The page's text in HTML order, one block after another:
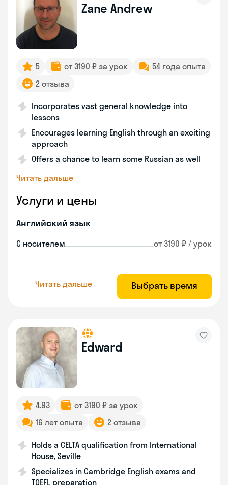
Zane Andrew
5 от 3190 ₽ за урок
54 года опыта
2 отзыва
Incorporates vast general knowledge into
lessons
Encourages learning English through an exciting
approach
Offers a chance to learn some Russian as well
Читать дальше
Услуги и цены
Английский язык
С носителем от 3190 ₽ / урок
Читать дальше Выбрать время
Edward
4.93
от 3190 ₽ за урок
16 лет опыта
2 отзыва
Holds a CELTA qualification from International
House, Seville
Specializes in Cambridge English exams and
TOEFL preparation